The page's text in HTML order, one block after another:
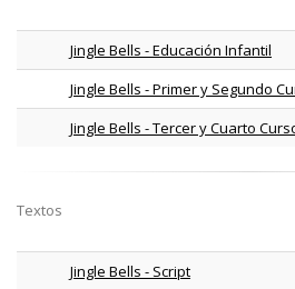
Jingle Bells - Educación Infantil
Jingle Bells - Primer y Segundo
Jingle Bells - Tercer y Cuarto
Textos
Jingle Bells - Script